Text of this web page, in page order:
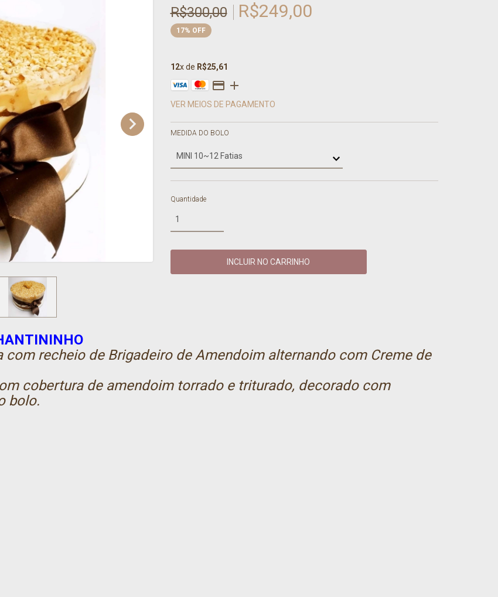
R$300,00 R$249,00
17% OFF
12x de R$25,61
VER MEIOS DE PAGAMENTO
MEDIDA DO BOLO
Quantidade
com recheio de Brigadeiro de Amendoim alternando com Creme de
cobertura de amendoim torrado e triturado, decorado com
bolo.